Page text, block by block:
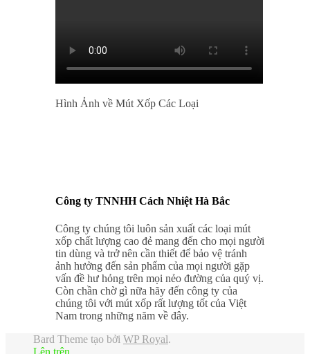
Hình Ảnh về Mút Xốp Các Loại
Công ty TNNHH Cách Nhiệt Hà Bắc
Công ty chúng tôi luôn sản xuất các loại mút
xốp chất lượng cao đẻ mang đến cho mọi người
tin dùng và trở nên cần thiết để bảo vệ tránh
ảnh hưởng đến sản phẩm của mọi người gặp
vấn đề hư hỏng trên mọi nẻo đường của quý vị.
Còn chần chờ gì nữa hãy đến công ty của
chúng tôi với mút xốp rất lượng tốt của Việt
Nam trong những năm về đây.
Bard Theme tạo bởi WP Royal.
Lên trên